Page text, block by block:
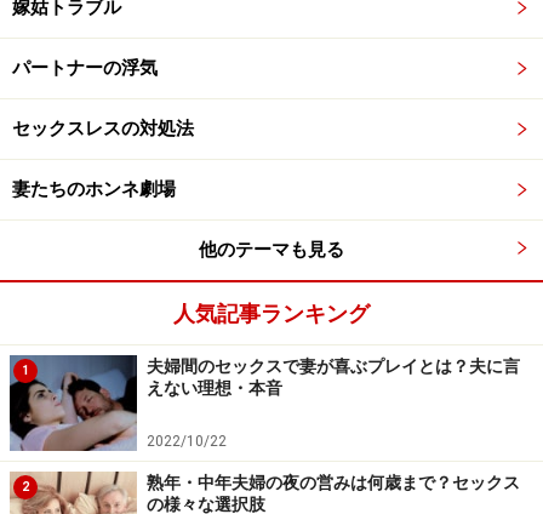
妻の浮気を見破るテク3：妻の下着を見逃す
な
見た目の変化に関しては「服装や持ち物に変化が現れま
すか？」という質問をいただくこともあります。しか
し、世の中の旦那様の皆様、妻の普段のワードローブを
把握していますか？ 妻がどんな服を着ているのか全く視
界に入っていない男性陣には、妻の服やバッグが新しく
増えているかどうかを見分けるのは明らかに無理があり
ます。
嫁姑トラブル
パートナーの浮気
セックスレスの対処法
妻たちのホンネ劇場
他のテーマも見る
人気記事ランキング
1
夫婦間のセックスで妻が喜ぶプレイとは？夫に言
えない理想・本音
2022/10/22
2
熟年・中年夫婦の夜の営みは何歳まで？セックス
の様々な選択肢